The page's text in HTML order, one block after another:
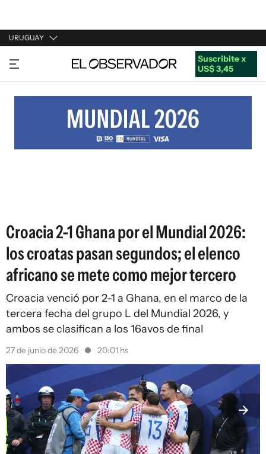
URUGUAY
URUGUAY
ARGENTINA
ESTADOS UNIDOS
Suscribite x
US$ 3,45
Croacia 2-1 Ghana por el Mundial 2026:
los croatas pasan segundos; el elenco
africano se mete como mejor tercero
Croacia venció por 2-1 a Ghana, en el marco de la
tercera fecha del grupo L del Mundial 2026, y
ambos se clasifican a los 16avos de final
27 de junio de 2026 20:01 hs